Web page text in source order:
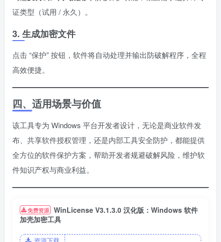
证类型（试用 / 永久）。
3. 生成加密文件
点击 “保护” 按钮，软件将自动处理并输出防破解程序，全程
高效便捷。
四、适用场景与价值
该工具专为 Windows 平台开发者设计，无论是商业软件发
布、共享软件授权管理，还是内部工具安全防护，都能提供
全方位的软件保护方案，帮助开发者规避破解风险，维护软
件知识产权与商业利益。
免费资源 WinLicense V3.1.3.0 汉化版：Windows 软件
加壳加密工具
资源下载